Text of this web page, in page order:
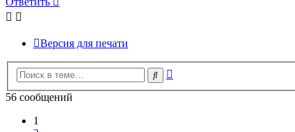
Версия для печати
Поиск
56 сообщений
1